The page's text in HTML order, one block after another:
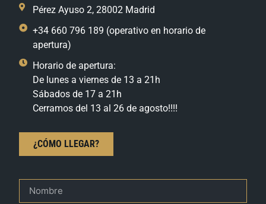
Pérez Ayuso 2, 28002 Madrid
+34 660 796 189 (operativo en horario de
apertura)
Horario de apertura:
De lunes a viernes de 13 a 21h
Sábados de 17 a 21h
Cerramos del 13 al 26 de agosto!!!!
¿CÓMO LLEGAR?